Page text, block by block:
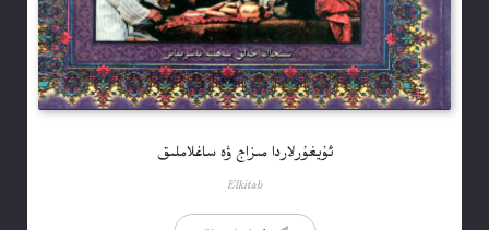
ئۇيغۇرلاردا مىزاج ۋە ساغلاملىق
Elkitab